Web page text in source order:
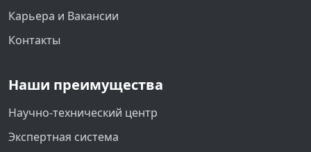
Карьера и Вакансии
Контакты
Наши преимущества
Научно-технический центр
Экспертная система